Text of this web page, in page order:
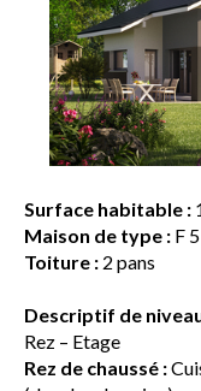
Surface habitable :
Maison de type : F 5
Toiture : 2 pans
Descriptif de
Rez – Etage
Rez de chaussé :